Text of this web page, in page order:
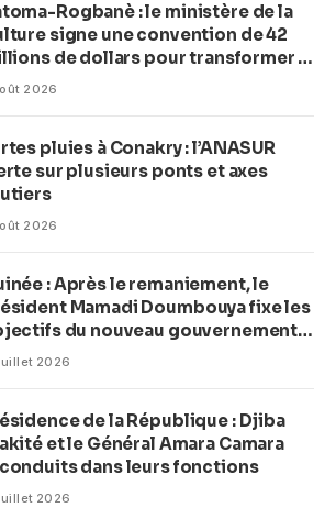
Rogbanè : le ministère de la
signe une convention de 42
de dollars pour transformer la
en complexe balnéaire
2026
pluies à Conakry : l’ANASUR
sur plusieurs ponts et axes
2026
: Après le remaniement, le
Mamadi Doumbouya fixe les
du nouveau gouvernement
2026
de la République : Djiba
et le Général Amara Camara
dans leurs fonctions
2026